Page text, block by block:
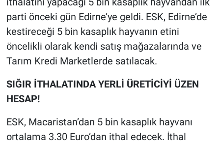
parti önceki gün Edirne’ye geldi. ESK, Edirne’de
kestireceği 5 bin kasaplık hayvanın etini
öncelikli olarak kendi satış mağazalarında ve
Tarım Kredi Marketlerde satılacak.
SIĞIR İTHALATINDA YERLİ ÜRETİCİYİ ÜZEN
HESAP!
ESK, Macaristan’dan 5 bin kasaplık hayvanı
ortalama 3.30 Euro’dan ithal edecek. İthal